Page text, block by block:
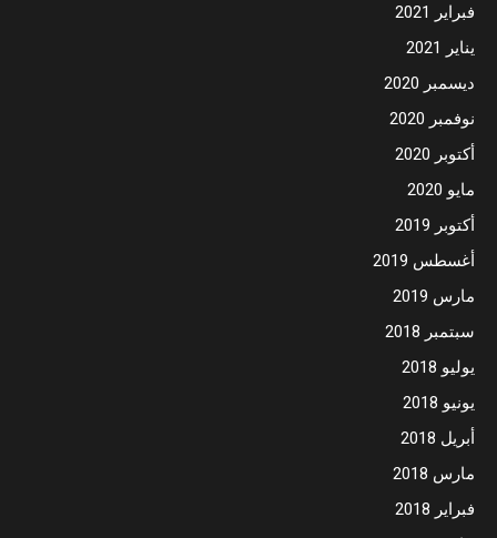
فبراير 2021
يناير 2021
ديسمبر 2020
نوفمبر 2020
أكتوبر 2020
مايو 2020
أكتوبر 2019
أغسطس 2019
مارس 2019
سبتمبر 2018
يوليو 2018
يونيو 2018
أبريل 2018
مارس 2018
فبراير 2018